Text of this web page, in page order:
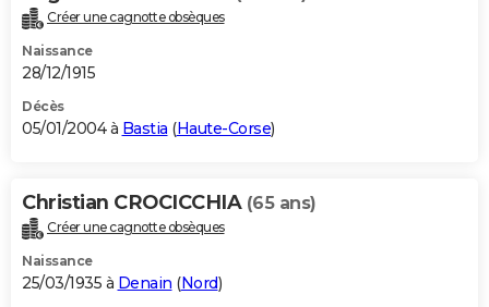
Créer une cagnotte obsèques
Naissance
28/12/1915
Décès
05/01/2004 à Bastia (Haute-Corse)
Christian CROCICCHIA (65 ans)
Créer une cagnotte obsèques
Naissance
25/03/1935 à Denain (Nord)